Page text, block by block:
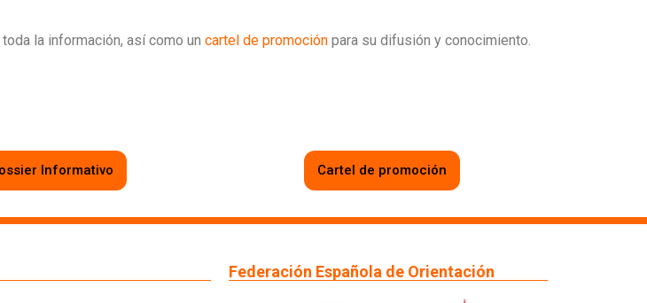
la información, así como un cartel de promoción para su difusión y conocimiento.
Informativo Cartel de promoción
Federación Española de Orientación